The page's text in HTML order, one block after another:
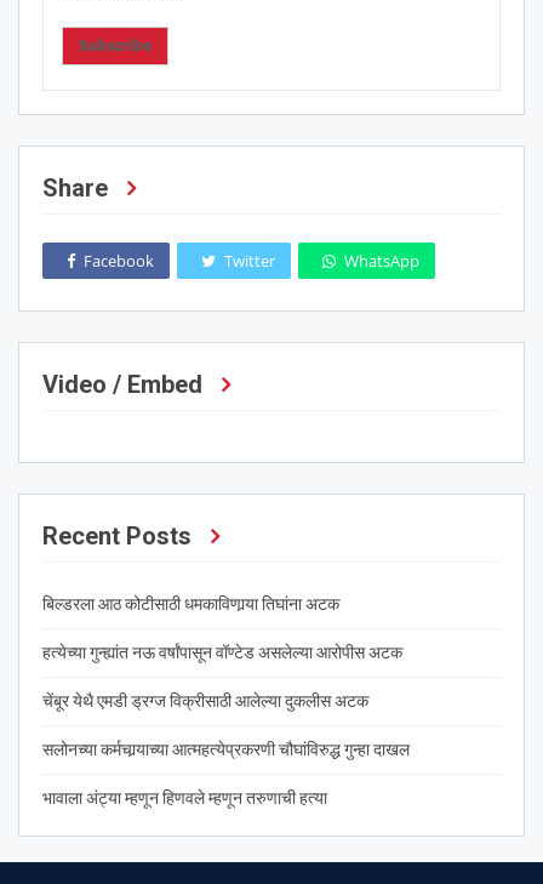
Subscribe
Share
Facebook Twitter WhatsApp
Video / Embed
Recent Posts
बिल्डरला आठ कोटीसाठी धमकाविणार्‍या तिघांना अटक
हत्येच्या गुन्ह्यांत नऊ वर्षांपासून वॉण्टेड असलेल्या आरोपीस अटक
चेंबूर येथै एमडी ड्रग्ज विक्रीसाठी आलेल्या दुकलीस अटक
सलोनच्या कर्मचार्‍याच्या आत्महत्येप्रकरणी चौघांविरुद्ध गुन्हा दाखल
भावाला अंट्या म्हणून हिणवले म्हणून तरुणाची हत्या